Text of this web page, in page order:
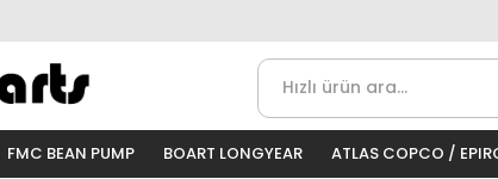
FMC BEAN PUMP BOART LONGYEAR ATLAS COPCO /